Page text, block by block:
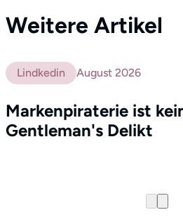
Weitere Artikel
Lindkedin August 2026
Markenpiraterie ist
Gentleman's Delikt